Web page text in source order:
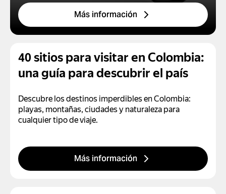
Más información
40 sitios para visitar en Colombia:
una guía para descubrir el país
Descubre los destinos imperdibles en Colombia:
playas, montañas, ciudades y naturaleza para
cualquier tipo de viaje.
Más información